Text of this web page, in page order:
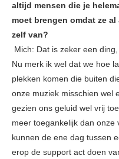
altijd mensen die je
moet brengen omdat ze
zelf van?
Mich: Dat is zeker een
Nu merk ik wel dat we hoe
plekken komen die buiten
onze muziek misschien wel
gezien ons geluid wel vrij
meer toegankelijk dan onze
kunnen de ene dag tussen
erop de support act doen